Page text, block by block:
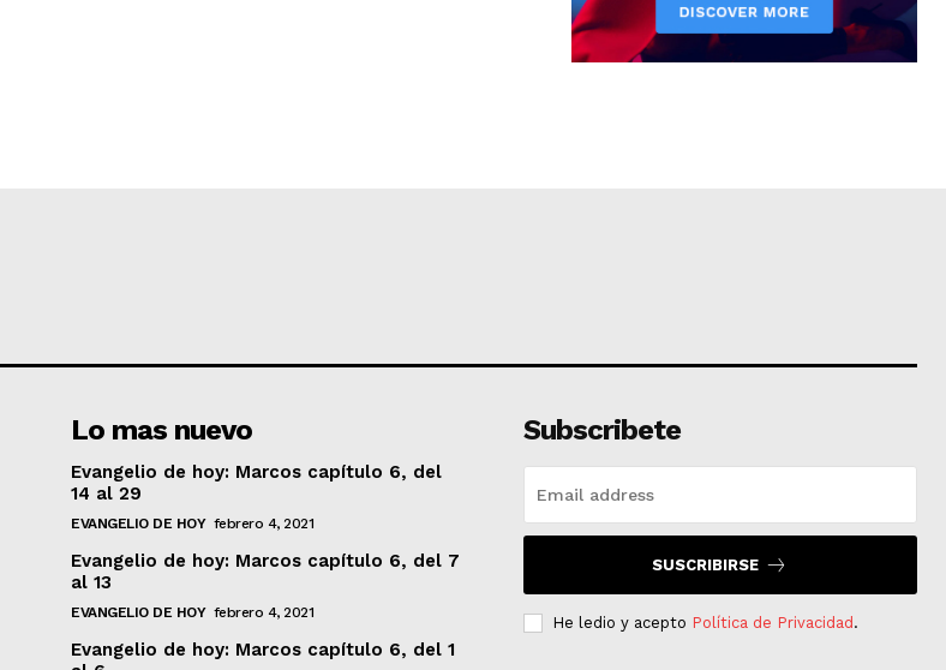
Lo mas nuevo
Evangelio de hoy: Marcos capítulo 6, del
14 al 29
EVANGELIO DE HOY febrero 4, 2021
Evangelio de hoy: Marcos capítulo 6, del 7
al 13
EVANGELIO DE HOY febrero 4, 2021
Evangelio de hoy: Marcos capítulo 6, del 1
Subscribete
SUSCRIBIRSE
He ledio y acepto Política de Privacidad.